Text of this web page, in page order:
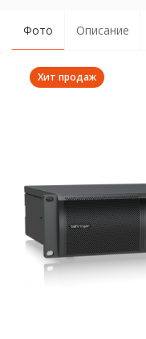
Фото Описание
Хит продаж